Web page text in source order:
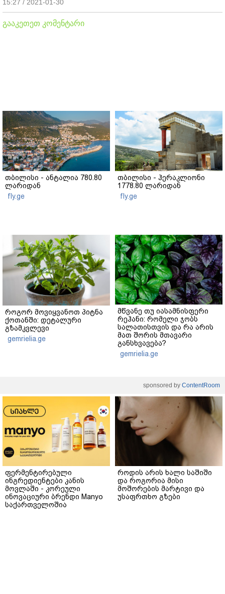
15:27 / 2021-01-30
გააკეთეთ კომენტარი
თბილისი - ანტალია 780.80
ლარიდან
fly.ge
თბილისი - ჰერაკლიონი
1778.80 ლარიდან
fly.ge
როგორ მოვიყვანოთ პიტნა
ქოთანში: დეტალური
გზამკვლევი
gemrielia.ge
მწვანე თუ იასამნისფერი
რეჰანი: რომელი ჯობს
სალათისთვის და რა არის
მათ შორის მთავარი
განსხვავება?
gemrielia.ge
sponsored by ContentRoom
ფერმენტირებული
ინგრედიენტები კანის
მოვლაში - კორეული
ინოვაციური ბრენდი Manyo
საქართველოშია
როდის არის ხალი საშიში
და როგორია მისი
მოშორების მარტივი და
უსაფრთხო გზები